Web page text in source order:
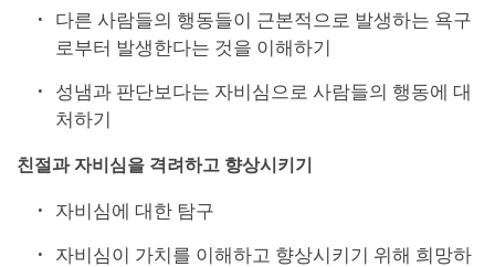
다른 사람들의 행동들이 근본적으로 발생하는 욕구
로부터 발생한다는 것을 이해하기
성냄과 판단보다는 자비심으로 사람들의 행동에 대
처하기
친절과 자비심을 격려하고 향상시키기
자비심에 대한 탐구
자비심이 가치를 이해하고 향상시키기 위해 희망하